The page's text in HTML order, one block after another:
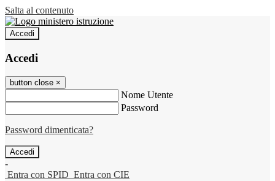
Salta al contenuto
Accedi
Accedi
button close ×
Nome Utente
Password
Password dimenticata?
-
Entra con SPID Entra con CIE